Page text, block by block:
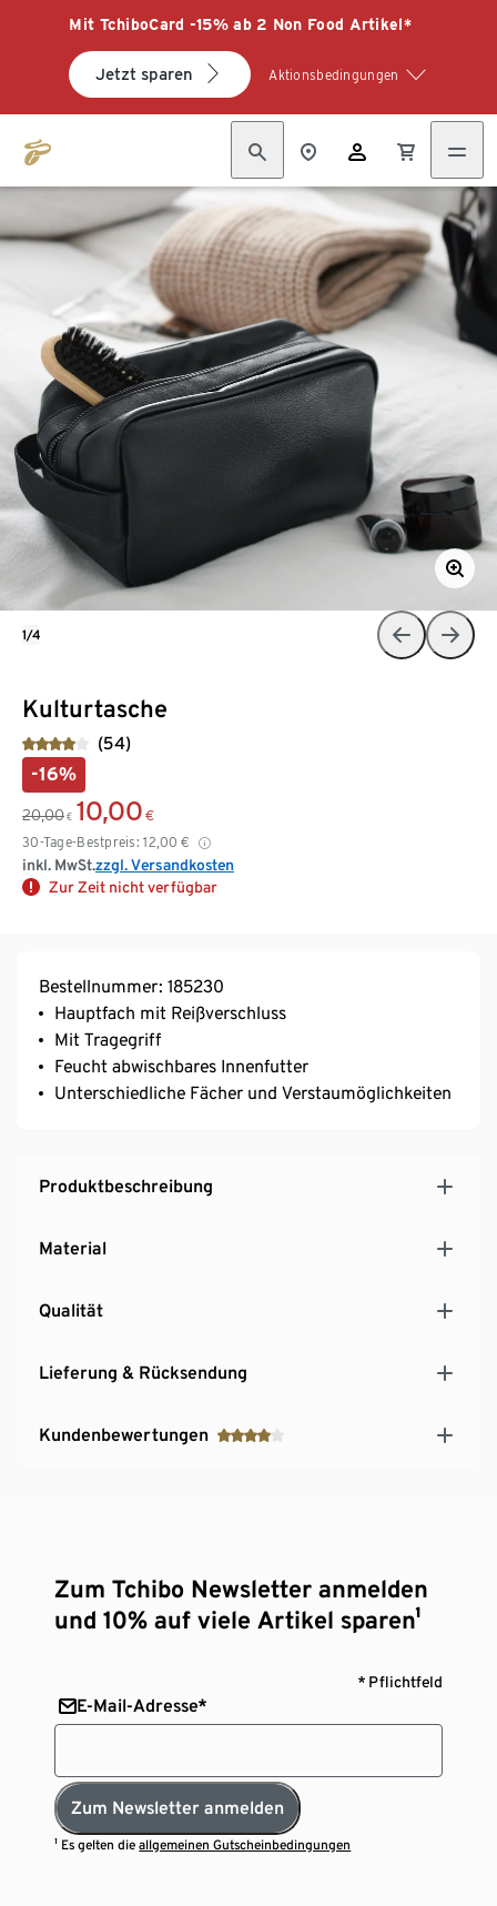
Mit TchiboCard -15% ab 2 Non Food Artikel*
Jetzt sparen Aktionsbedingungen
Kulturtasche
(54)
-16%
20,00 € 10,00 €
30-Tage-Bestpreis: 12,00 €
inkl. MwSt.zzgl. Versandkosten
Zur Zeit nicht verfügbar
1/4
Bestellnummer: 185230
Hauptfach mit Reißverschluss
Mit Tragegriff
Feucht abwischbares Innenfutter
Unterschiedliche Fächer und Verstaumöglichkeiten
Produktbeschreibung
Material
Qualität
Lieferung & Rücksendung
Kundenbewertungen
Zum Tchibo Newsletter anmelden
und 10% auf viele Artikel sparen¹
* Pflichtfeld
E-Mail-Adresse*
Zum Newsletter anmelden
¹ Es gelten dieallgemeinen Gutscheinbedingungen